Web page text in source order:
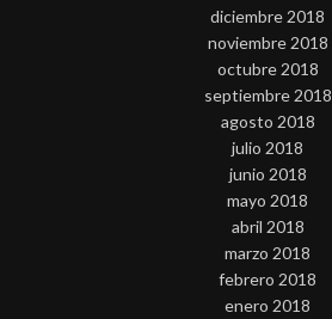
diciembre 2018
noviembre 2018
octubre 2018
septiembre 2018
agosto 2018
julio 2018
junio 2018
mayo 2018
abril 2018
marzo 2018
febrero 2018
enero 2018